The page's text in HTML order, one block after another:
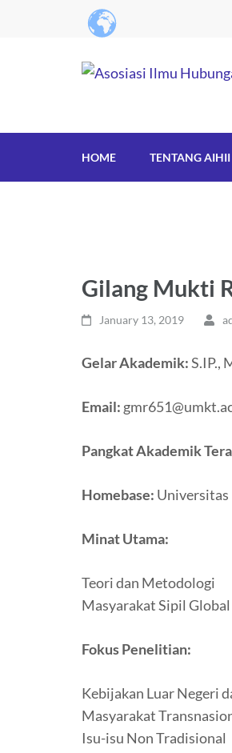
HOME TENTANG AIHII
Gilang Mukti
January 13, 2019
Gelar Akademik:S.IP.,
Email:
Pangkat Akademik
Homebase:
Minat Utama:
Teori dan Metodologi
Masyarakat Sipil Global
Fokus Penelitian:
Kebijakan Luar Negeri
Masyarakat
Isu-isu Non Tradisional